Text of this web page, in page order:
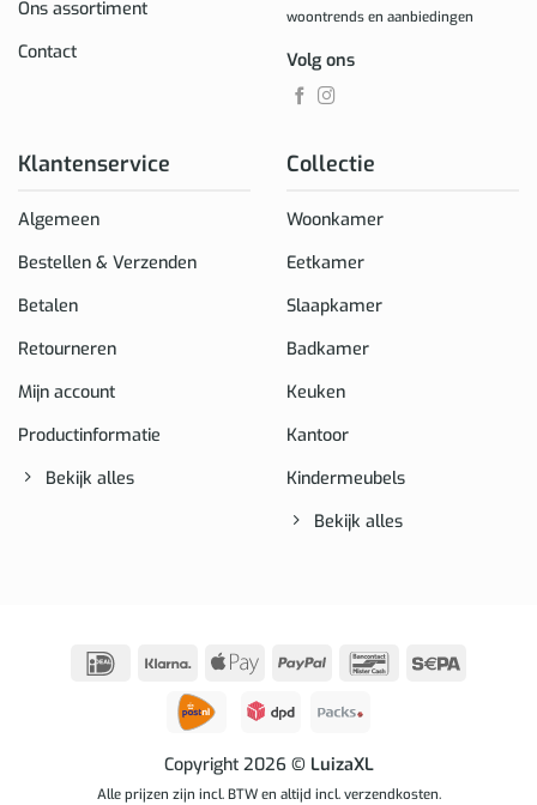
Ons assortiment
Contact
Klantenservice
Algemeen
Bestellen & Verzenden
Betalen
Retourneren
Mijn account
Productinformatie
Bekijk alles
Collectie
Woonkamer
Eetkamer
Slaapkamer
Badkamer
Keuken
Kantoor
Kindermeubels
Bekijk alles
woontrends en aanbiedingen
Volg ons
IDeal Klarna
Apple
PayPal Bancontact
Copyright 2026 © LuizaXL
Alle prijzen zijn incl. BTW en altijd incl. verzendkosten.